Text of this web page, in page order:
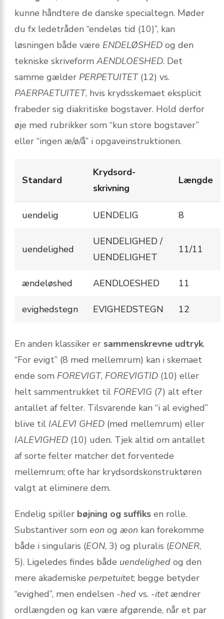
kunne håndtere de danske specialtegn. Møder
du fx ledetråden “endeløs tid (10)”, kan
løsningen både være ENDELØSHED og den
tekniske skriveform AENDLOESHED. Det
samme gælder PERPETUITET(12) vs.
PAERPAETUITET, hvis krydsskemaet eksplicit
frabeder sig diakritiske bogstaver. Hold derfor
øje med rubrikker som “kun store bogstaver”
eller “ingen æ/ø/å” i opgaveinstruktionen.
Standard
Krydsord-
skrivning
Længde
uendelig UENDELIG 8
uendelighed
UENDELIGHED /
UENDELIGHET
11/11
ændeløshed AENDLOESHED 11
evighedstegn EVIGHEDSTEGN 12
En anden klassiker er sammenskrevne udtryk.
“For evigt” (8 med mellemrum) kan i skemaet
ende som FOREVIGT, FOREVIGTID (10) eller
helt sammentrukket til FOREVIG (7) alt efter
antallet af felter. Tilsvarende kan “i al evighed”
blive til IALEVI GHED (med mellemrum) eller
IALEVIGHED (10) uden. Tjek altid om antallet
af sorte felter matcher det forventede
mellemrum; ofte har krydsordskonstruktøren
valgt at eliminere dem.
Endelig spiller bøjning og suffiks en rolle.
Substantiver som eon og æon kan forekomme
både i singularis (EON, 3) og pluralis (EONER,
5). Ligeledes findes både uendelighed og den
mere akademiske perpetuitet; begge betyder
“evighed”, men endelsen -hed vs. -itetændrer
ordlængden og kan være afgørende, når et par